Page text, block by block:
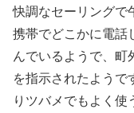
快調なセーリングで
携帯でどこかに電話
んでいるようで、町
を指示されたようで
りツバメでもよく使